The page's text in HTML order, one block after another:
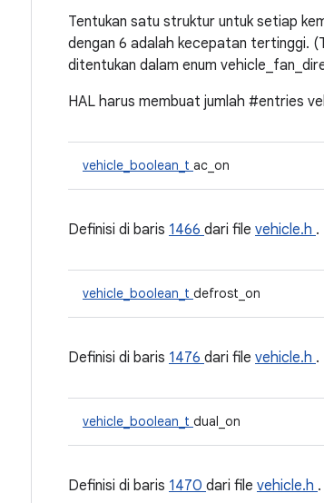
Tentukan satu struktur untuk setiap
dengan 6 adalah kecepatan tertinggi.
ditentukan dalam enum
HAL harus membuat jumlah #entries
vehicle_boolean_t ac_on
Definisi di baris 1466 dari file vehicle.h .
vehicle_boolean_t defrost_on
Definisi di baris 1476 dari file vehicle.h .
vehicle_boolean_t dual_on
Definisi di baris 1470 dari file vehicle.h .